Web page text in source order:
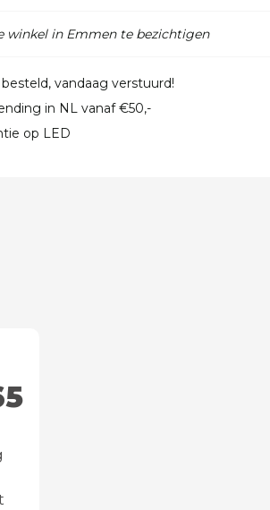
winkel in Emmen te bezichtigen
vandaag verstuurd!
in NL vanaf €50,-
op LED